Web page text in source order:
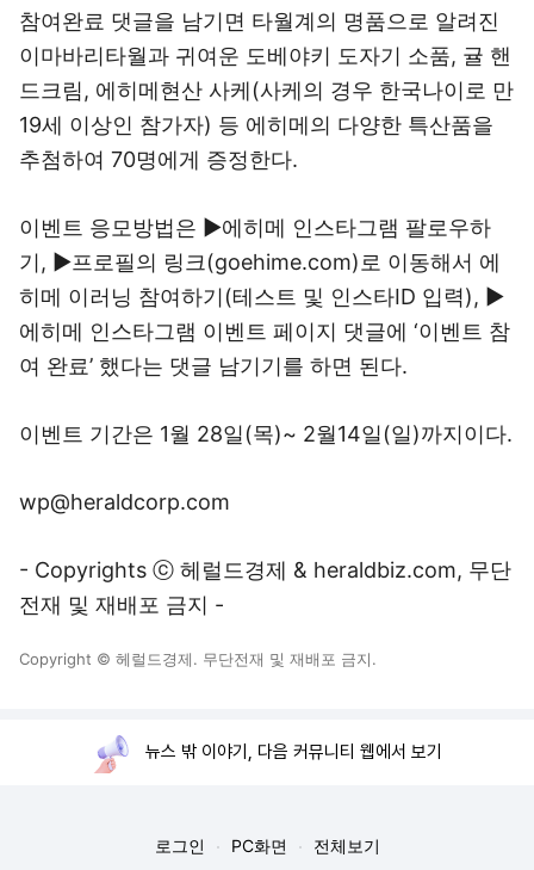
참여완료 댓글을 남기면 타월계의 명품으로 알려진
이마바리타월과 귀여운 도베야키 도자기 소품, 귤 핸
드크림, 에히메현산 사케(사케의 경우 한국나이로 만
19세 이상인 참가자) 등 에히메의 다양한 특산품을
추첨하여 70명에게 증정한다.
이벤트 응모방법은 ▶에히메 인스타그램 팔로우하
기, ▶프로필의 링크(goehime.com)로 이동해서 에
히메 이러닝 참여하기(테스트 및 인스타ID 입력), ▶
에히메 인스타그램 이벤트 페이지 댓글에 ‘이벤트 참
여 완료’ 했다는 댓글 남기기를 하면 된다.
이벤트 기간은 1월 28일(목)~ 2월14일(일)까지이다.
wp@heraldcorp.com
- Copyrights ⓒ 헤럴드경제 & heraldbiz.com, 무단
전재 및 재배포 금지 -
Copyright © 헤럴드경제. 무단전재 및 재배포 금지.
뉴스 밖 이야기, 다음 커뮤니티 웹에서 보기
로그인 PC화면 전체보기